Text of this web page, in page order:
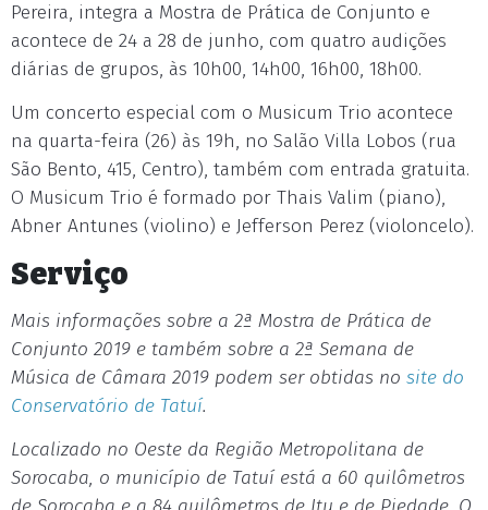
Pereira, integra a Mostra de Prática de Conjunto e
acontece de 24 a 28 de junho, com quatro audições
diárias de grupos, às 10h00, 14h00, 16h00, 18h00.
Um concerto especial com o Musicum Trio acontece
na quarta-feira (26) às 19h, no Salão Villa Lobos (rua
São Bento, 415, Centro), também com entrada gratuita.
O Musicum Trio é formado por Thais Valim (piano),
Abner Antunes (violino) e Jefferson Perez (violoncelo).
Serviço
Mais informações sobre a 2ª Mostra de Prática de
Conjunto 2019 e também sobre a 2ª Semana de
Música de Câmara 2019 podem ser obtidas no site do
Conservatório de Tatuí.
Localizado no Oeste da Região Metropolitana de
Sorocaba, o município de Tatuí está a 60 quilômetros